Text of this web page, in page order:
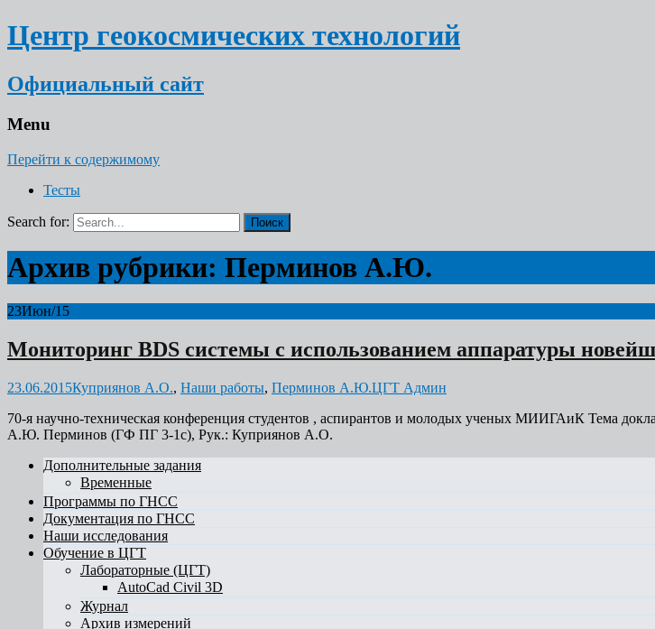
Центр геокосмических технологий
Официальный сайт
Menu
Перейти к содержимому
Тесты
Search for:
Архив рубрики: Перминов А.Ю.
23Июн/15
Мониторинг BDS системы с использованием аппаратуры
23.06.2015Куприянов А.О., Наши работы, Перминов А.Ю.ЦГТ Админ
70-я научно-техническая конференция студентов , аспирантов и молодых ученых МИИГАиК Тема
А.Ю. Перминов (ГФ ПГ 3-1с), Рук.: Куприянов А.О.
Дополнительные задания
Временные
Программы по ГНСС
Документация по ГНСС
Наши исследования
Обучение в ЦГТ
Лабораторные (ЦГТ)
AutoCad Civil 3D
Журнал
Архив измерений